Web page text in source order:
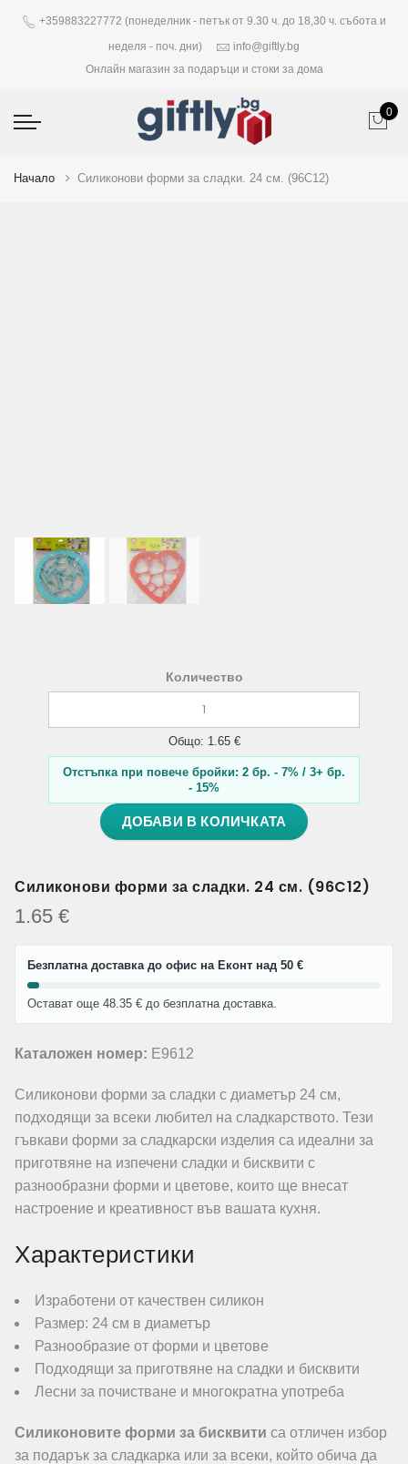
+359883227772 (понеделник - петък от 9.30 ч. до 18,30 ч. събота и
неделя - поч. дни)
info@giftly.bg
Онлайн магазин за подаръци и стоки за дома
0
Начало Силиконови форми за сладки. 24 см. (96C12)
Количество
Общо: 1.65 €
Отстъпка при повече бройки: 2 бр. - 7% / 3+ бр.
- 15%
ДОБАВИ В КОЛИЧКАТА
Силиконови форми за сладки. 24 см. (96C12)
1.65 €
Безплатна доставка до офис на Еконт над 50 €
Остават още 48.35 € до безплатна доставка.
Каталожен номер: E9612
Силиконови форми за сладки с диаметър 24 см,
подходящи за всеки любител на сладкарството. Тези
гъвкави форми за сладкарски изделия са идеални за
приготвяне на изпечени сладки и бисквити с
разнообразни форми и цветове, които ще внесат
настроение и креативност във вашата кухня.
Характеристики
Изработени от качествен силикон
Размер: 24 см в диаметър
Разнообразие от форми и цветове
Подходящи за приготвяне на сладки и бисквити
Лесни за почистване и многократна употреба
Силиконовите форми за бисквити са отличен избор
за подарък за сладкарка или за всеки, който обича да